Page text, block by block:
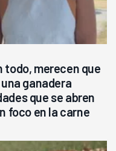
todo, merecen que
ganadera
que se abren
foco en la carne